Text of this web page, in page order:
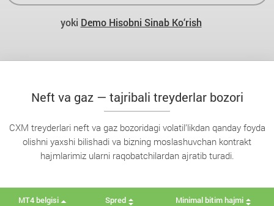
yoki Demo Hisobni Sinab Ko‘rish
Neft va gaz — tajribali treyderlar bozori
CXM treyderlari neft va gaz bozoridagi volatil’likdan qanday foyda
olishni yaxshi bilishadi va bizning moslashuvchan kontrakt
hajmlarimiz ularni raqobatchilardan ajratib turadi.
MT4 belgisi Spred Minimal bitim hajmi